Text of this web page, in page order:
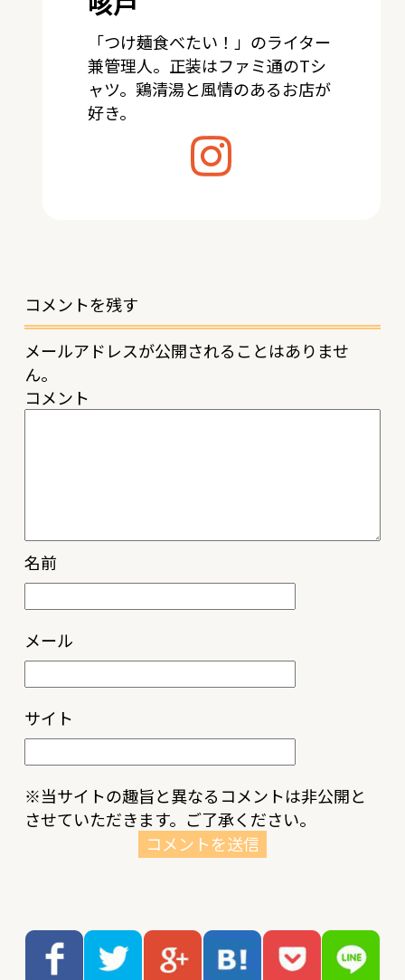
「つけ麺食べたい！」のライター
兼管理人。正装はファミ通のTシ
ャツ。鶏清湯と風情のあるお店が
好き。
コメントを残す
メールアドレスが公開されることはありませ
ん。
コメント
名前
メール
サイト
※当サイトの趣旨と異なるコメントは非公開と
させていただきます。ご了承ください。